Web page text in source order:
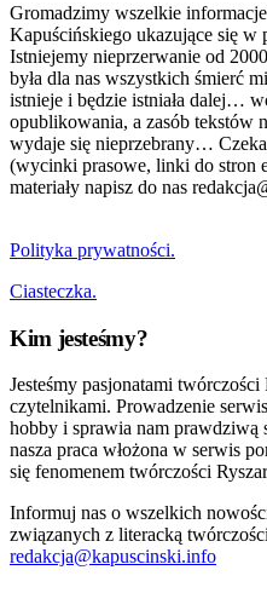
Gromadzimy wszelkie
Kapuścińskiego ukazujące się w
Istniejemy nieprzerwanie od
była dla nas wszystkich śmierć
istnieje i będzie istniała dalej…
opublikowania, a zasób tekstów
wydaje się nieprzebrany…
(wycinki prasowe, linki do stron
materiały napisz do nas
Polityka prywatności.
Ciasteczka.
Kim jesteśmy?
Jesteśmy pasjonatami
czytelnikami. Prowadzenie
hobby i sprawia nam prawdziwą
nasza praca włożona w serwis
się fenomenem twórczości
Informuj nas o wszelkich
związanych z literacką
redakcja@kapuscinski.info